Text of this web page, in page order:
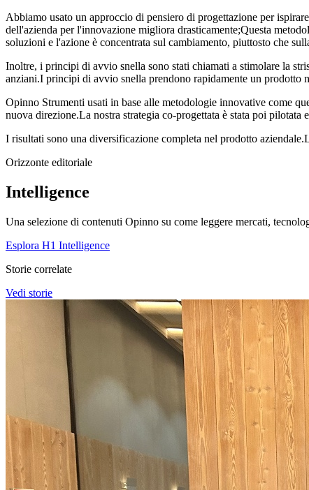
Abbiamo usato un approccio di pensiero di progettazione per
dell'azienda per l'innovazione migliora drasticamente;Questa
soluzioni e l'azione è concentrata sul cambiamento, piuttosto che
Inoltre, i principi di avvio snella sono stati chiamati a stimolare la
anziani.I principi di avvio snella prendono rapidamente un prodotto
Opinno Strumenti usati in base alle metodologie innovative come
nuova direzione.La nostra strategia co-progettata è stata poi pilotata
I risultati sono una diversificazione completa nel prodotto
Orizzonte editoriale
Intelligence
Una selezione di contenuti Opinno su come leggere mercati,
Esplora H1 Intelligence
Storie correlate
Vedi storie